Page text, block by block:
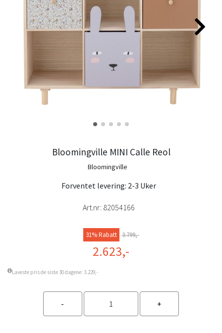
Bloomingville MINI Calle Reol
Bloomingville
Forventet levering: 2-3 Uker
Art.nr: 82054166
31% Rabatt 3.799,-
2.623,-
Laveste pris de siste 30 dagene: 3.229,-